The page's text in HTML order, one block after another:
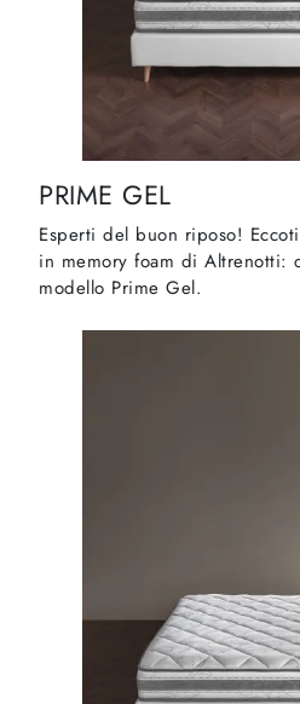
PRIME GEL
Esperti del buon riposo!
in memory foam di Altrenotti:
modello Prime Gel.